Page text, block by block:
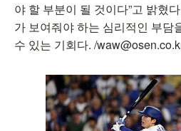
야 할 부분이 될 것이다”고 밝혔
가 보여줘야 하는 심리적인 부담
수 있는 기회다. /